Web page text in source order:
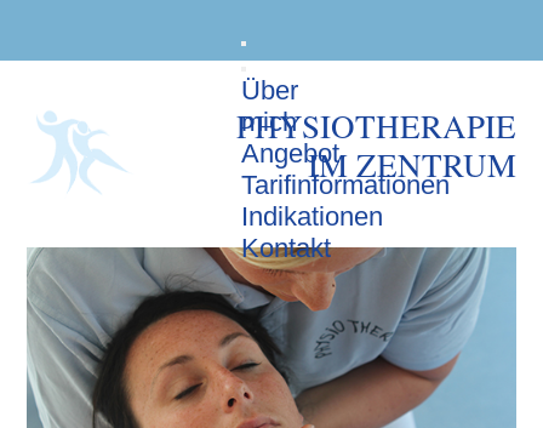
Über
mich
Angebot
Tarifinformationen
Indikationen
Kontakt
PHYSIOTHERAPIE
IM ZENTRUM